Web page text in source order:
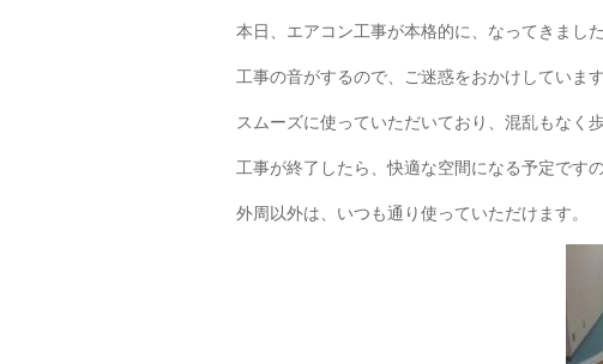
本日、エアコン工事が本格的に、なってきました
工事の音がするので、ご迷惑をおかけしていま
スムーズに使っていただいており、混乱もなく
工事が終了したら、快適な空間になる予定です
外周以外は、いつも通り使っていただけます。